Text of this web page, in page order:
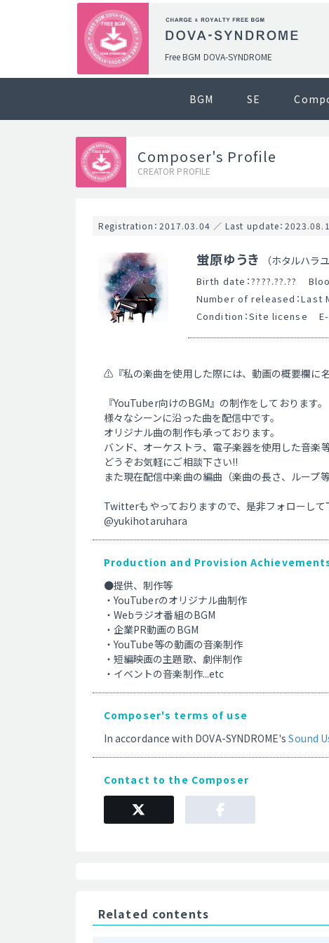
Free BGM DOVA-SYNDROME
BGM SE
Composer's Profile
CREATOR PROFILE
Registration：2017.03.04 ／ Last update：
蛍原ゆうき （ホタルハラ
Birth date：????.??.??
Number of released：Last
Condition：Site license
⚠️『私の楽曲を使用した際には、動画の概要欄に
『YouTuber向けのBGM』の制作をしております。
様々なシーンに沿った曲を配信中です。
オリジナル曲の制作も承っております。
バンド、オーケストラ、電子楽器を使用した音楽
どうぞお気軽にご相談下さい!!
また現在配信中楽曲の編曲（楽曲の長さ、ルー
Twitterもやっておりますので、是非フォローして
@yukihotaruhara
Production and Provision
●提供、制作等
・YouTuberのオリジナル曲制作
・Webラジオ番組のBGM
・企業PR動画のBGM
・YouTube等の動画の音楽制作
・短編映画の主題歌、劇伴制作
・イベントの音楽制作...etc
Composer's terms of use
In accordance with DOVA-SYNDROME'sSound
Contact to the Composer
Related contents